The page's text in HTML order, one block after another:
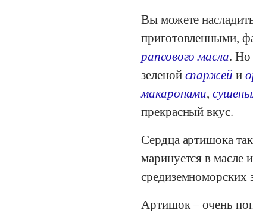
Вы можете
приготовленными,
рапсового масла. Но
зеленойспаржей и
макаронами,
прекрасный вкус.
Сердца артишока
маринуется в масле
средиземноморских
Артишок – очень